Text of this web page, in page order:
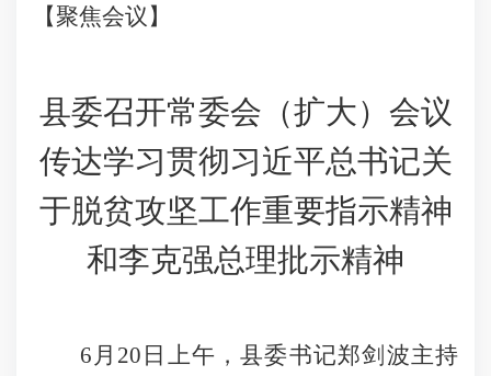
【聚焦会议】
县委召开常委会（扩大）会议
传达学习贯彻习近平总书记关
于脱贫攻坚工作重要指示精神
和李克强总理批示精神
6 月 20 日 上午，县委书记郑剑波主持